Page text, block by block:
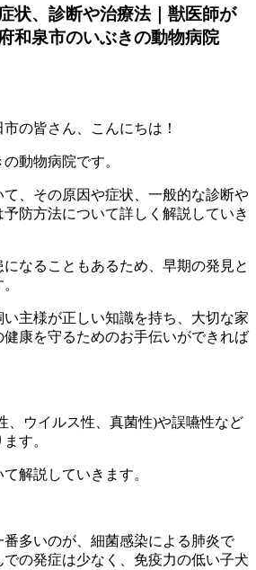
状、診断や治療法｜獣医師が
和泉市のいぶきの動物病院
の皆さん、こんにちは！
動物病院です。
、その原因や症状、一般的な診断や
防方法について詳しく解説していき
なることもあるため、早期の発見と
主様が正しい知識を持ち、大切な家
康を守るためのお手伝いができれば
、ウイルス性、真菌性)や誤嚥性など
す。
解説していきます。
多いのが、細菌感染による肺炎で
の発症は少なく、免疫力の低い子犬